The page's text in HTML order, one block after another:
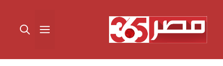
المحتوى القائمة